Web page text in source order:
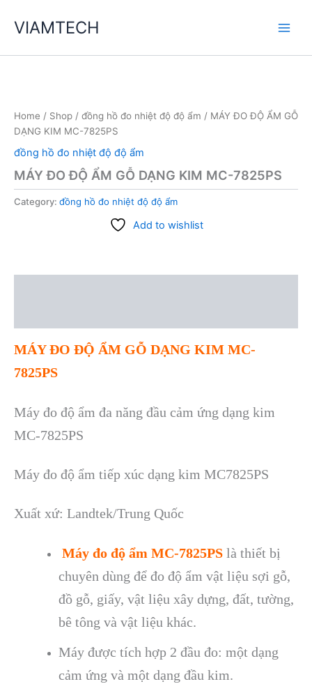
VIAMTECH
Home / Shop / đồng hồ đo nhiệt độ độ ẩm / MÁY ĐO ĐỘ ẨM GỖ
DẠNG KIM MC-7825PS
đồng hồ đo nhiệt độ độ ẩm
MÁY ĐO ĐỘ ẨM GỖ DẠNG KIM MC-7825PS
Category: đồng hồ đo nhiệt độ độ ẩm
Add to wishlist
MÁY ĐO ĐỘ ẨM GỖ DẠNG KIM MC-
7825PS
Máy đo độ ẩm đa năng đầu cảm ứng dạng kim
MC-7825PS
Máy đo độ ẩm tiếp xúc dạng kim MC7825PS
Xuất xứ: Landtek/Trung Quốc
Máy đo độ ẩm MC-7825PS là thiết bị
chuyên dùng để đo độ ẩm vật liệu sợi gỗ,
đồ gỗ, giấy, vật liệu xây dựng, đất, tường,
bê tông và vật liệu khác.
Máy được tích hợp 2 đầu đo: một dạng
cảm ứng và một dạng đầu kim.